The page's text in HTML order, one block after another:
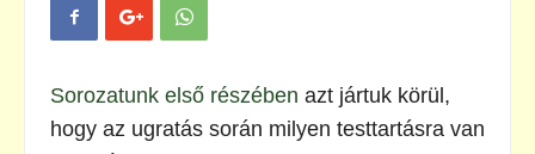
Sorozatunk első részében azt jártuk körül,
hogy az ugratás során milyen testtartásra van